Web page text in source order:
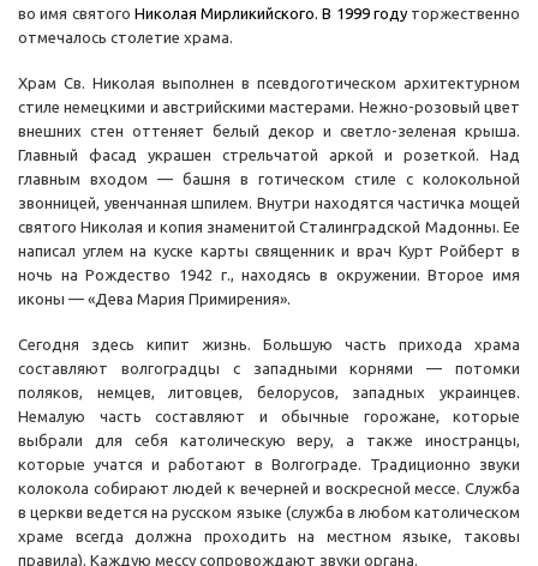
во имя святого Николая Мирликийского. В 1999 году торжественно
отмечалось столетие храма.
Храм Св. Николая выполнен в псевдоготическом архитектурном
стиле немецкими и австрийскими мастерами. Нежно-розовый цвет
внешних стен оттеняет белый декор и светло-зеленая крыша.
Главный фасад украшен стрельчатой аркой и розеткой. Над
главным входом — башня в готическом стиле с колокольной
звонницей, увенчанная шпилем. Внутри находятся частичка мощей
святого Николая и копия знаменитой Сталинградской Мадонны. Ее
написал углем на куске карты священник и врач Курт Ройберт в
ночь на Рождество 1942 г., находясь в окружении. Второе имя
иконы — «Дева Мария Примирения».
Сегодня здесь кипит жизнь. Большую часть прихода храма
составляют волгоградцы с западными корнями — потомки
поляков, немцев, литовцев, белорусов, западных украинцев.
Немалую часть составляют и обычные горожане, которые
выбрали для себя католическую веру, а также иностранцы,
которые учатся и работают в Волгограде. Традиционно звуки
колокола собирают людей к вечерней и воскресной мессе. Служба
в церкви ведется на русском языке (служба в любом католическом
храме всегда должна проходить на местном языке, таковы
правила). Каждую мессу сопровождают звуки органа.